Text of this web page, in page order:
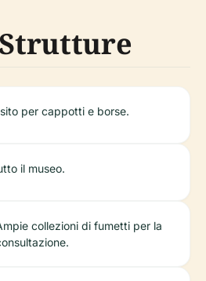
per cappotti e borse.
il museo.
collezioni di fumetti per la